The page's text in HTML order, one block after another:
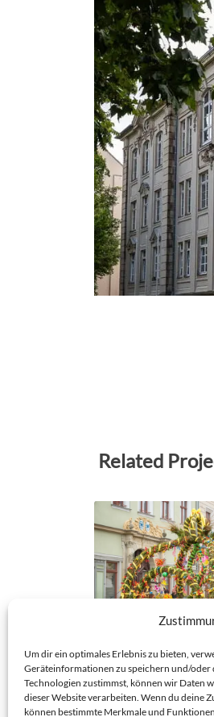
Um dir ein optimales Erlebnis zu bieten,
Geräteinformationen zu speichern und/oder
Technologien zustimmst, können wir Daten
dieser Website verarbeiten. Wenn du deine
können bestimmte Merkmale und
Related
PIRNA
PIRNA
Veranstaltungs-